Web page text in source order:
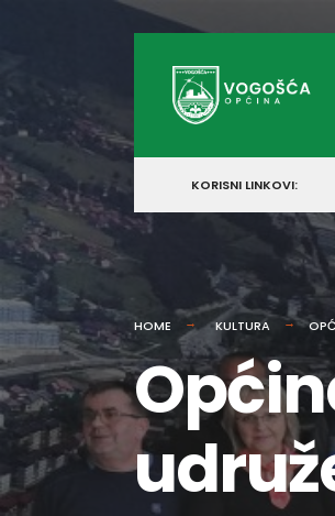
content
KORISNI LINKOVI:
HOME KULTURA